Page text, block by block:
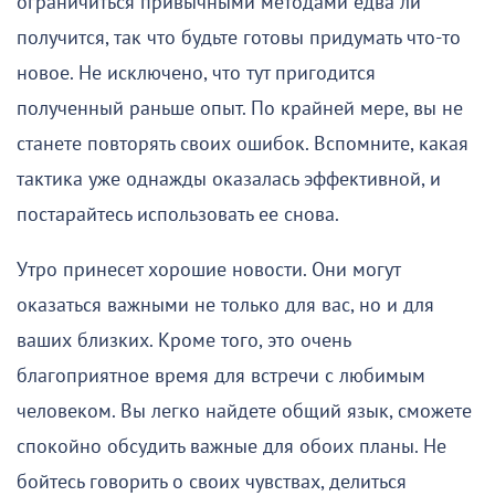
получится, так что будьте готовы придумать что-то
новое. Не исключено, что тут пригодится
полученный раньше опыт. По крайней мере, вы не
станете повторять своих ошибок. Вспомните, какая
тактика уже однажды оказалась эффективной, и
постарайтесь использовать ее снова.
Утро принесет хорошие новости. Они могут
оказаться важными не только для вас, но и для
ваших близких. Кроме того, это очень
благоприятное время для встречи с любимым
человеком. Вы легко найдете общий язык, сможете
спокойно обсудить важные для обоих планы. Не
бойтесь говорить о своих чувствах, делиться